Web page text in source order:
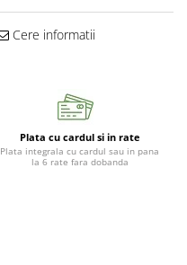
Cere informatii
Plata cu cardul si in rate
Plata integrala cu cardul sau in pana
la 6 rate fara dobanda